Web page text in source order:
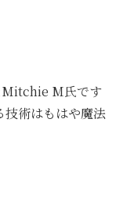
Mitchie M氏です
術はもはや魔法